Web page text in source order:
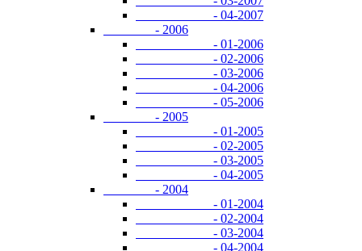
- 04-2007
- 2006
- 01-2006
- 02-2006
- 03-2006
- 04-2006
- 05-2006
- 2005
- 01-2005
- 02-2005
- 03-2005
- 04-2005
- 2004
- 01-2004
- 02-2004
- 03-2004
- 04-2004